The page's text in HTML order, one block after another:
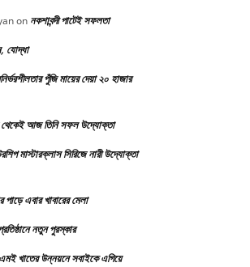
on নকশাবন্দী পাটেই সফলতা
যোদ্ধা
পুঁজি মায়ের দেয়া ২০ হাজার
থেকেই আজ তিনি সফল উদ্যোক্তা
মাস্টারক্লাস সিরিজে নারী উদ্যোক্তা
পাড়ে এবার খাবারের মেলা
নতুন পুরস্কার
খাতের উন্নয়নে সবাইকে এগিয়ে